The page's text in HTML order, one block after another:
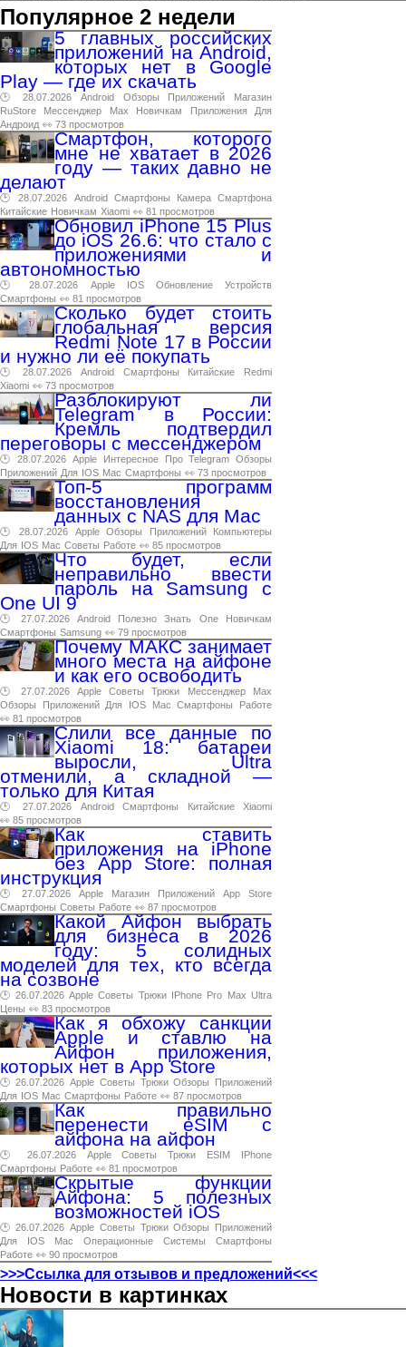
Популярное 2 недели
5 главных российских
приложений на Android,
которых нет в Google
Play — где их скачать
🕑 28.07.2026 Android Обзоры Приложений
Магазин
RuStore
Мессенджер Max Новичкам Приложения
Для
Андроид 👀 73 просмотров
Смартфон, которого
мне не хватает в 2026
году — таких давно не
делают
🕑 28.07.2026 Android Смартфоны Камера Смартфона
Китайские Новичкам Xiaomi 👀 81 просмотров
Обновил iPhone 15 Plus
до iOS 26.6: что стало с
приложениями и
автономностью
🕑 28.07.2026 Apple IOS Обновление
Устройств
Смартфоны 👀 81 просмотров
Сколько будет стоить
глобальная версия
Redmi Note 17 в России
и нужно ли её покупать
🕑 28.07.2026 Android Смартфоны Китайские
Redmi
Xiaomi 👀 73 просмотров
Разблокируют ли
Telegram в России:
Кремль подтвердил
переговоры с мессенджером
🕑 28.07.2026 Apple Интересное Про Telegram Обзоры
Приложений Для IOS Mac Смартфоны 👀 73 просмотров
Топ-5 программ
восстановления
данных с NAS для Mac
🕑 28.07.2026 Apple Обзоры Приложений
Компьютеры
Для IOS Mac Советы Работе 👀 85 просмотров
Что будет, если
неправильно ввести
пароль на Samsung с
One UI 9
🕑 27.07.2026 Android Полезно Знать One
Новичкам
Смартфоны Samsung 👀 79 просмотров
Почему МАКС занимает
много места на айфоне
и как его освободить
🕑 27.07.2026 Apple Советы Трюки Мессенджер
Max
Обзоры
Приложений Для IOS Mac Смартфоны
Работе
👀 81 просмотров
Слили все данные по
Xiaomi 18: батареи
выросли, Ultra
отменили, а складной —
только для Китая
🕑 27.07.2026 Android Смартфоны Китайские
Xiaomi
👀 85 просмотров
Как ставить
приложения на iPhone
без App Store: полная
инструкция
🕑 27.07.2026 Apple Магазин Приложений App
Store
Смартфоны Советы Работе 👀 87 просмотров
Какой Айфон выбрать
для бизнеса в 2026
году: 5 солидных
моделей для тех, кто всегда
на созвоне
🕑 26.07.2026 Apple Советы Трюки IPhone Pro Max Ultra
Цены 👀 83 просмотров
Как я обхожу санкции
Apple и ставлю на
Айфон приложения,
которых нет в App Store
🕑 26.07.2026 Apple Советы Трюки Обзоры
Приложений
Для IOS Mac Смартфоны Работе 👀 87 просмотров
Как правильно
перенести eSIM с
айфона на айфон
🕑 26.07.2026 Apple Советы Трюки ESIM
IPhone
Смартфоны Работе 👀 81 просмотров
Скрытые функции
Айфона: 5 полезных
возможностей iOS
🕑 26.07.2026 Apple Советы Трюки Обзоры
Приложений
Для
IOS Mac Операционные Системы
Смартфоны
Работе 👀 90 просмотров
>>>Ссылка для отзывов и предложений<<<
Новости в картинках